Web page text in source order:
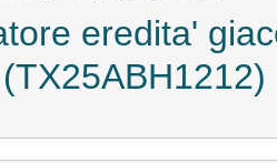
eredita'